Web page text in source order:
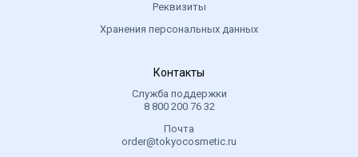
Реквизиты
Хранения персональных данных
Контакты
Служба поддержки
8 800 200 76 32
Почта
order@tokyocosmetic.ru